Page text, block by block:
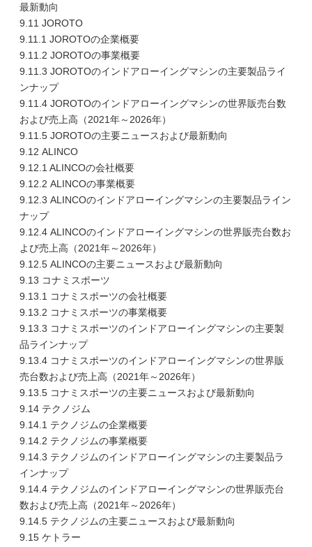
最新動向
9.11 JOROTO
9.11.1 JOROTOの企業概要
9.11.2 JOROTOの事業概要
9.11.3 JOROTOのインドアローイングマシンの主要製品ライ
ンナップ
9.11.4 JOROTOのインドアローイングマシンの世界販売台数
および売上高（2021年～2026年）
9.11.5 JOROTOの主要ニュースおよび最新動向
9.12 ALINCO
9.12.1 ALINCOの会社概要
9.12.2 ALINCOの事業概要
9.12.3 ALINCOのインドアローイングマシンの主要製品ライン
ナップ
9.12.4 ALINCOのインドアローイングマシンの世界販売台数お
よび売上高（2021年～2026年）
9.12.5 ALINCOの主要ニュースおよび最新動向
9.13 コナミスポーツ
9.13.1 コナミスポーツの会社概要
9.13.2 コナミスポーツの事業概要
9.13.3 コナミスポーツのインドアローイングマシンの主要製
品ラインナップ
9.13.4 コナミスポーツのインドアローイングマシンの世界販
売台数および売上高（2021年～2026年）
9.13.5 コナミスポーツの主要ニュースおよび最新動向
9.14 テクノジム
9.14.1 テクノジムの企業概要
9.14.2 テクノジムの事業概要
9.14.3 テクノジムのインドアローイングマシンの主要製品ラ
インナップ
9.14.4 テクノジムのインドアローイングマシンの世界販売台
数および売上高（2021年～2026年）
9.14.5 テクノジムの主要ニュースおよび最新動向
9.15 ケトラー